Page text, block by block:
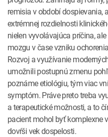
remisia v období dospievania,
extrémnej rozdielnosti
nielen vyvolávajúca príčina,
mozgu v čase vzniku
Rozvoj a využívanie
umožnili postupnú zmenu
poznáme etiológiu, tým viac
symptóm. Práve preto treba
a terapeutické možnosti, a to
pacient mohol byť komplexne
dovŕši vek dospelosti.